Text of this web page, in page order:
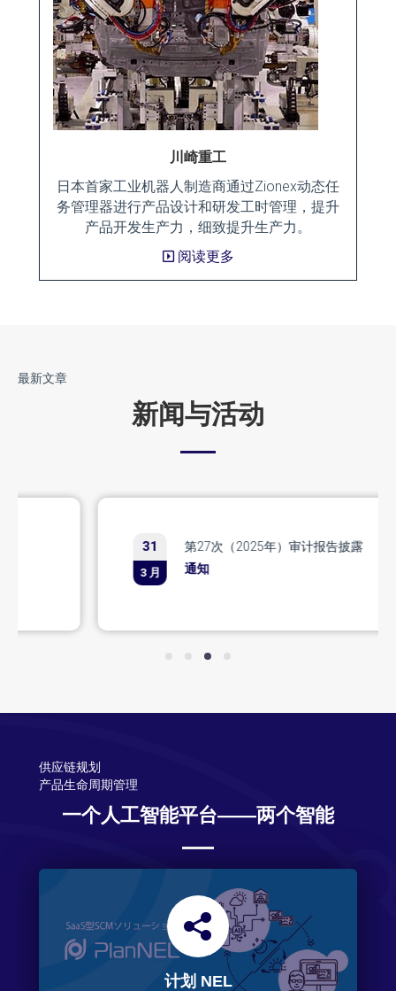
川崎重工
日本首家工业机器人制造商通过Zionex动态任
务管理器进行产品设计和研发工时管理，提升
产品开发生产力，细致提升生产力。
阅读更多
最新文章
新闻与活动
第27次（2025年）审计报告披露
供应链规划
产品生命周期管理
一个人工智能平台——两个智能
计划 NEL